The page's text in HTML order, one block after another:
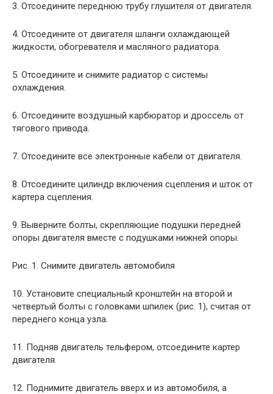
3. Отсоедините переднюю трубу глушителя от двигателя.
4. Отсоедините от двигателя шланги охлаждающей
жидкости, обогревателя и масляного радиатора.
5. Отсоедините и снимите радиатор с системы
охлаждения.
6. Отсоедините воздушный карбюратор и дроссель от
тягового привода.
7. Отсоедините все электронные кабели от двигателя.
8. Отсоедините цилиндр включения сцепления и шток от
картера сцепления.
9. Выверните болты, скрепляющие подушки передней
опоры двигателя вместе с подушками нижней опоры.
Рис. 1. Снимите двигатель автомобиля
10. Установите специальный кронштейн на второй и
четвертый болты с головками шпилек (рис. 1), считая от
переднего конца узла.
11. Подняв двигатель тельфером, отсоедините картер
двигателя.
12. Поднимите двигатель вверх и из автомобиля, а